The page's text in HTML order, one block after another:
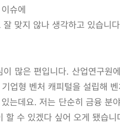
슈에
맞지 않나 생각하고 있습니
많은 편입니다. 산업연구원
업형 벤처 캐피털을 설립해
는데요. 저는 단순히 금융 분
할 수 있겠다 싶어 오게 됐습니